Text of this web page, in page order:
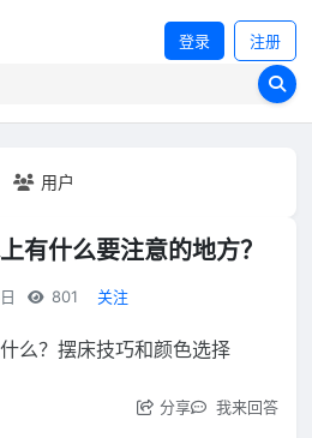
登录 注册
用户
有什么要注意的地方？
801 关注
么？摆床技巧和颜色选择
分享 我来回答